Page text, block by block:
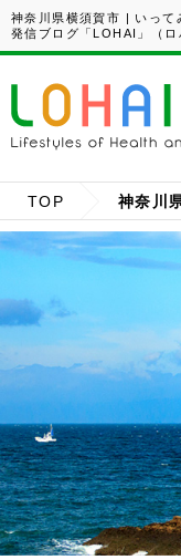
神奈川県横須賀市 | いって
発信ブログ「LOHAI」（ロ
TOP 神奈川